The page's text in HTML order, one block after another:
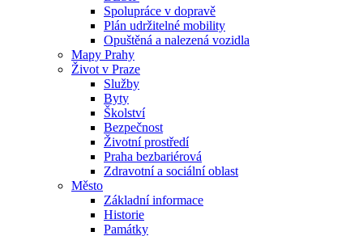
Spolupráce v dopravě
Plán udržitelné mobility
Opuštěná a nalezená vozidla
Mapy Prahy
Život v Praze
Služby
Byty
Školství
Bezpečnost
Životní prostředí
Praha bezbariérová
Zdravotní a sociální oblast
Město
Základní informace
Historie
Památky